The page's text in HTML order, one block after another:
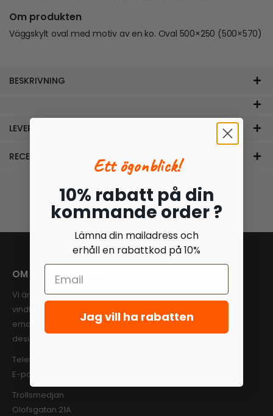
Om produkten
Väggskylt oval med motiv av en ko. Oval 500×250 (500×570)
BESKRIVNING
LEVERANS INFORMATION
RECENSIONER (0)
OM TROLLSMEDJAN
Vi är en komplett leverantör inom dekorationssmide som
vindflöjlar och väggdekorationer och smidesskyltar,
emaljskyltar. Under ett och samma tak sköter vi allt från
design till tillverkning och slutligen tryck.
Telefon:
E-post:
Trollsmedjan
Olofsgatan 21A
Ett ögonblick!
10% rabatt på din
kommande order ?
Lämna din mailadress och
erhåll en rabattkod på 10%
Jag vill ha rabatten